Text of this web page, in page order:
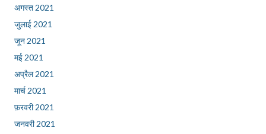
अगस्त 2021
जुलाई 2021
जून 2021
मई 2021
अप्रैल 2021
मार्च 2021
फ़रवरी 2021
जनवरी 2021